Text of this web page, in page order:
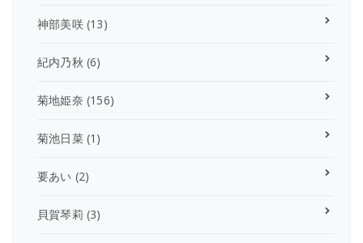
神部美咲(13)
紀内乃秋 (6)
菊地姫奈 (156)
菊池日菜(1)
要あい (2)
貝賀琴莉 (3)